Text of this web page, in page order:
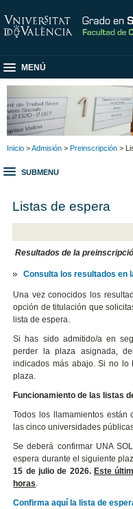
MENÚ
Inicio >Admisión > Preinscripción >
SUBMENU
Listas de espera
Resultados de la
Consulta los resultados en
Una vez conocidos los
opción de titulación que
lista de espera.
Si has sido admitido/a en
perder la plaza asignada,
indicados más abajo. Si no lo
plaza.
Funcionamiento de las listas
Todos los llamamientos están
las cinco universidades
Se deberá confirmar UNA
espera durante el siguiente
15 de julio de 2026. Este
horas.
Confirma aquí la lista de